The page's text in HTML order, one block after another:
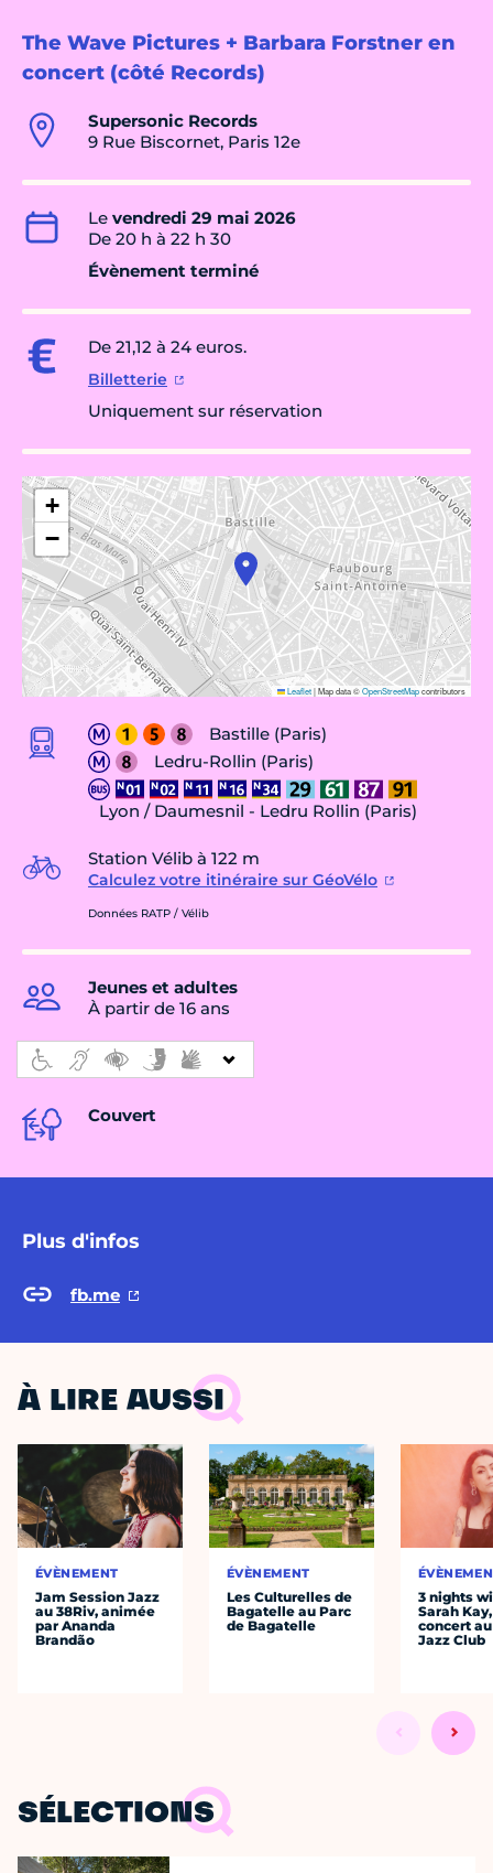
The Wave Pictures + Barbara Forstner en
concert (côté Records)
Supersonic Records
9 Rue Biscornet, Paris 12e
Le vendredi 29 mai 2026
De 20 h à 22 h 30
Évènement terminé
De 21,12 à 24 euros.
Billetterie
Uniquement sur réservation
+
−
Leaflet|Map data ©OpenStreetMapcontributors
Bastille (Paris)
Ledru-Rollin (Paris)
Lyon / Daumesnil - Ledru Rollin (Paris)
Station Vélib à 122 m
Calculez votre itinéraire sur GéoVélo
Données RATP / Vélib
Jeunes et adultes
À partir de 16 ans
Couvert
Plus d'infos
fb.me
À LIRE AUSSI
ÉVÈNEMENT
Jam Session Jazz
au 38Riv, animée
par Ananda
Brandão
ÉVÈNEMENT
Les Culturelles de
Bagatelle au Parc
de Bagatelle
3 nights
Sarah
concert
Jazz Club
SÉLECTIONS